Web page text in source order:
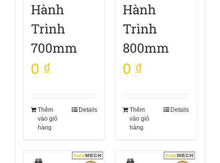
Hành
Trình
700mm
0 ₫
Thêm
vào giỏ
hàng
Details
Hành
Trình
800mm
0 ₫
Thêm
vào giỏ
hàng
Details